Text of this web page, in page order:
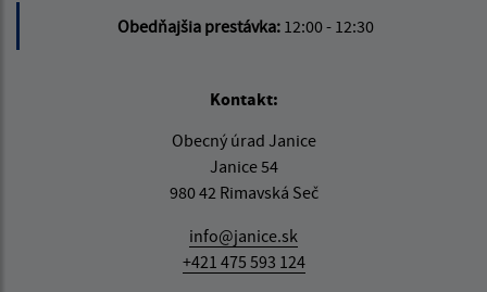
Obedňajšia prestávka: 12:00 - 12:30
Kontakt:
Obecný úrad Janice
Janice 54
980 42 Rimavská Seč
info@janice.sk
+421 475 593 124